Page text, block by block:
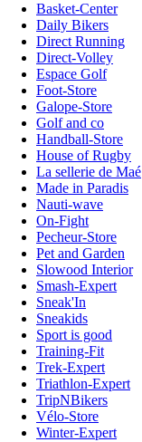
Basket-Center
Daily Bikers
Direct Running
Direct-Volley
Espace Golf
Foot-Store
Galope-Store
Golf and co
Handball-Store
House of Rugby
La sellerie de Maé
Made in Paradis
Nauti-wave
On-Fight
Pecheur-Store
Pet and Garden
Slowood Interior
Smash-Expert
Sneak'In
Sneakids
Sport is good
Training-Fit
Trek-Expert
Triathlon-Expert
TripNBikers
Vélo-Store
Winter-Expert